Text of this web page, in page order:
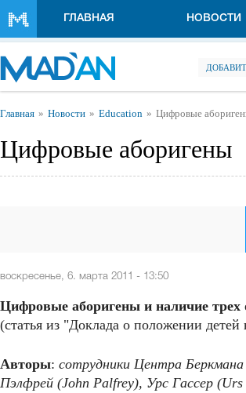
ГЛАВНАЯ НОВОСТИ
Вы здесь
Главная Новости Education Цифровые
Цифровые аборигены
воскресенье, 6. марта 2011 - 13:50
Цифровые аборигены и наличие трех
(статья из "Доклада о положении
Авторы: сотрудники Центра
Пэлфрей (John Palfrey), Урс Гассер